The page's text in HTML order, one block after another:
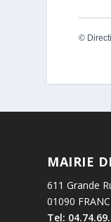
©
MAIRIE
611 Grande
01090
Tel: